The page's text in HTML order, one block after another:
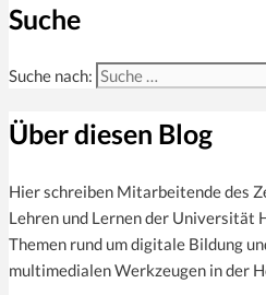
Suche
Suche nach:
Über diesen Blog
Hier schreiben Mitarbeitende des
Lehren und Lernen der Universität
Themen rund um digitale Bildung
multimedialen Werkzeugen in der